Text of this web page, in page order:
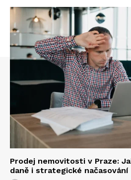
Prodej nemovitosti v Praze:
daně i strategické načasování